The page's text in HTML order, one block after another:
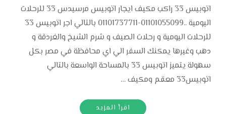
اتوبيس 33 راكب مكيف ايجار اتوبيس مرسيدس 33 للرحلات
اليومية ..01101055099-01101737711 بالتالي اجر اتوبيس 33
للرحلات اليومية و رحلات الصيف و شرم الشيخ والغردقة و
دهب وغيرها يمكنك السفر الي اي محافظة في مصر بكل
سهولة يتميز اتوبيس 33 بالمساحة الواسعة بالتالي
اتوبيس33 معقم ومكيف …
اقرأ المزيد